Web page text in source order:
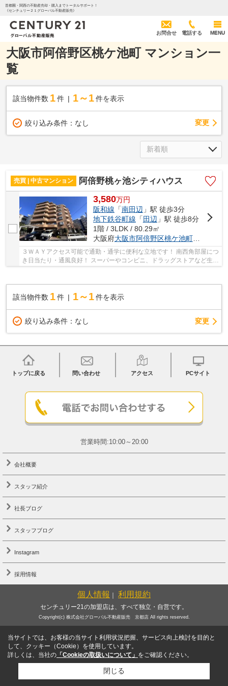
首都圏・関西の不動産売却・購入までトータルサポート！
《センチュリー２１グローバル不動産販売》
お問合せ 電話する MENU
大阪市阿倍野区桃ケ池町 マンション一
覧
該当物件数 1件 1～1 件を表示
絞り込み条件： なし 変更
売買 | 中古マンション 阿倍野桃ヶ池シティハウス
3,580万円
阪和線 「南田辺 」駅 徒歩3分
地下鉄谷町線 「 田辺 」駅 徒歩8分
1階 / 3LDK / 80.29㎡
大阪府大阪市阿倍野区桃ケ池町２丁目
３ＷＡＹアクセス可能で通勤・通学に便利な立地です！ 南西角部屋につ
き日当たり・通風良好！ スーパーやコンビニ、ドラッグストアなど生活
該当物件数 1件 1～1 件を表示
絞り込み条件： なし 変更
トップに戻る 問い合わせ アクセス PCサイト
営業時間:10:00～20:00
会社概要
スタッフ紹介
社長ブログ
スタッフブログ
Instagram
採用情報
個人情報 ｜ 利用規約
センチュリー21の加盟店は、すべて独立・自営です。
Copyright(c) 株式会社グローバル不動産販売 京都店 All rights reserved.
当サイトでは、お客様の当サイト利用状況把握、サービス向上検討を目的と
して、クッキー（Cookie）を使用しています。
詳しくは、当社の 「Cookieの取扱いについて」 をご確認ください。
閉じる